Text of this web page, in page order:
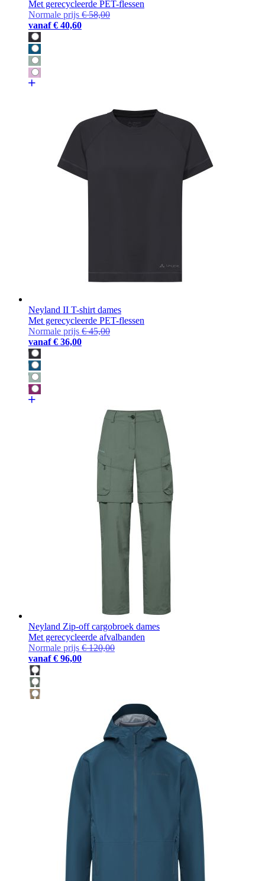
Met gerecycleerde PET-flessen
Normale prijs € 58,00
vanaf € 40,60
Neyland II T-shirt dames
Met gerecycleerde PET-flessen
Normale prijs € 45,00
vanaf € 36,00
Neyland Zip-off cargobroek dames
Met gerecycleerde afvalbanden
Normale prijs € 120,00
vanaf € 96,00